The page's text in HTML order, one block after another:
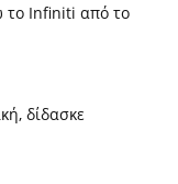
το Infiniti από το
δίδασκε